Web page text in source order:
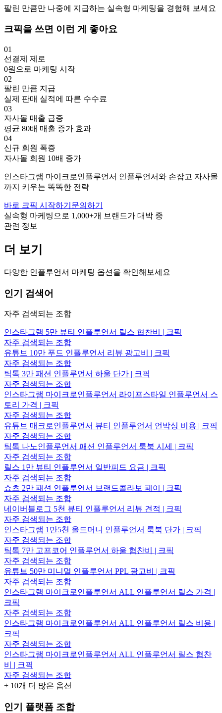
팔린 만큼만 나중에 지급하는 실속형 마케팅을 경험해 보세요
크픽을 쓰면 이런 게 좋아요
01
선결제 제로
0원으로 마케팅 시작
02
팔린 만큼 지급
실제 판매 실적에 따른 수수료
03
자사몰 매출 급증
평균 80배 매출 증가 효과
04
신규 회원 폭증
자사몰 회원 10배 증가
인스타그램 마이크로인플루언서 인플루언서와 손잡고 자사몰
까지 키우는 똑똑한 전략
바로 크픽 시작하기 문의하기
실속형 마케팅으로 1,000+개 브랜드가 대박 중
관련 정보
더 보기
다양한 인플루언서 마케팅 옵션을 확인해보세요
인기 검색어
자주 검색되는 조합
인스타그램 5만 뷰티 인플루언서 릴스 협찬비 | 크픽
자주 검색되는 조합
유튜브 10만 푸드 인플루언서 리뷰 광고비 | 크픽
자주 검색되는 조합
틱톡 3만 패션 인플루언서 하울 단가 | 크픽
자주 검색되는 조합
인스타그램 마이크로인플루언서 라이프스타일 인플루언서 스
토리 가격 | 크픽
자주 검색되는 조합
유튜브 매크로인플루언서 뷰티 인플루언서 언박싱 비용 | 크픽
자주 검색되는 조합
틱톡 나노인플루언서 패션 인플루언서 룩북 시세 | 크픽
자주 검색되는 조합
릴스 1만 뷰티 인플루언서 일반피드 요금 | 크픽
자주 검색되는 조합
쇼츠 2만 패션 인플루언서 브랜드콜라보 페이 | 크픽
자주 검색되는 조합
네이버블로그 5천 뷰티 인플루언서 리뷰 견적 | 크픽
자주 검색되는 조합
인스타그램 1만5천 올드머니 인플루언서 룩북 단가 | 크픽
자주 검색되는 조합
틱톡 7만 고프코어 인플루언서 하울 협찬비 | 크픽
자주 검색되는 조합
유튜브 50만 미니멀 인플루언서 PPL 광고비 | 크픽
자주 검색되는 조합
인스타그램 마이크로인플루언서 ALL 인플루언서 릴스 가격 |
크픽
자주 검색되는 조합
인스타그램 마이크로인플루언서 ALL 인플루언서 릴스 비용 |
크픽
자주 검색되는 조합
인스타그램 마이크로인플루언서 ALL 인플루언서 릴스 협찬
비 | 크픽
자주 검색되는 조합
+ 10개 더 많은 옵션
인기 플랫폼 조합